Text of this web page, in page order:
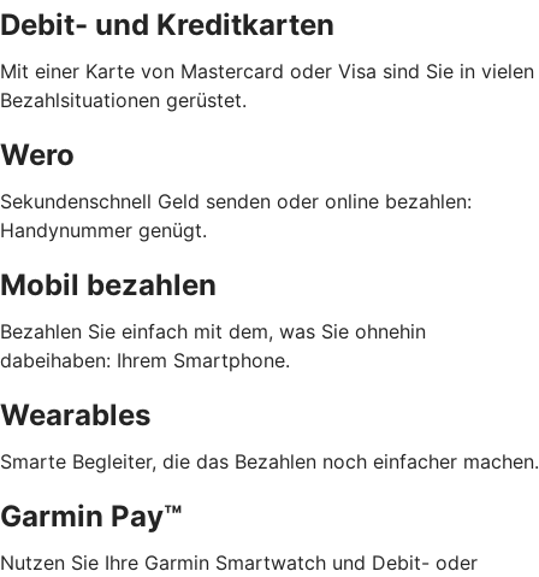
Debit- und Kreditkarten
Mit einer Karte von Mastercard oder Visa sind Sie in vielen
Bezahlsituationen gerüstet.
Wero
Sekundenschnell Geld senden oder online bezahlen:
Handynummer genügt.
Mobil bezahlen
Bezahlen Sie einfach mit dem, was Sie ohnehin
dabeihaben: Ihrem Smartphone.
Wearables
Smarte Begleiter, die das Bezahlen noch einfacher machen.
Garmin Pay™
Nutzen Sie Ihre Garmin Smartwatch und Debit- oder